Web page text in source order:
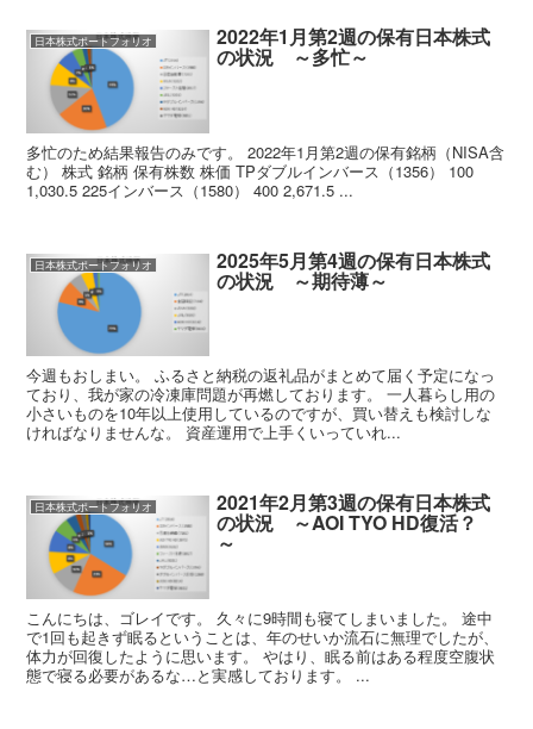
日本株式ポートフォリオ 2022年1月第2週の保有日本株式
の状況 ～多忙～
多忙のため結果報告のみです。 2022年1月第2週の保有銘柄（NISA含
む） 株式 銘柄 保有株数 株価 TPダブルインバース（1356） 100
1,030.5 225インバース（1580） 400 2,671.5 ...
日本株式ポートフォリオ 2025年5月第4週の保有日本株式
の状況 ～期待薄～
今週もおしまい。 ふるさと納税の返礼品がまとめて届く予定になっ
ており、我が家の冷凍庫問題が再燃しております。 一人暮らし用の
小さいものを10年以上使用しているのですが、買い替えも検討しな
ければなりませんな。 資産運用で上手くいっていれ...
日本株式ポートフォリオ 2021年2月第3週の保有日本株式
の状況 ～AOI TYO HD復活？
～
こんにちは、ゴレイです。 久々に9時間も寝てしまいました。 途中
で1回も起きず眠るということは、年のせいか流石に無理でしたが、
体力が回復したように思います。 やはり、眠る前はある程度空腹状
態で寝る必要があるな…と実感しております。 ...